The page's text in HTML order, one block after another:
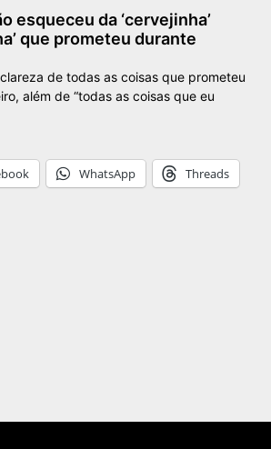
esqueceu da ‘cervejinha’
que prometeu durante
de todas as coisas que prometeu
além de “todas as coisas que eu
WhatsApp Threads